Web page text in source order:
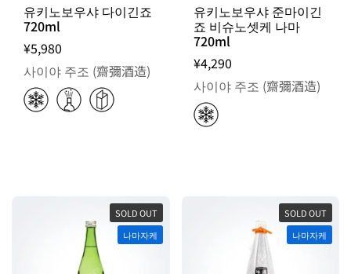
유키노보우샤 다이긴죠
720ml
¥5,980
사이야 주조 (齋彌酒造)
유키노보우샤 준마이긴
죠 비슈노셋케 나마
720ml
¥4,290
사이야 주조 (齋彌酒造)
SOLD OUT
나마자케
SOLD OUT
나마자케